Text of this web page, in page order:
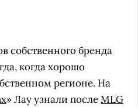
собственного бренда
когда хорошо
регионе. На
» Лау узнали послеMLG